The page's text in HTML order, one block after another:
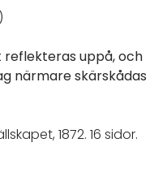
uppå, och
närmare skärskådas
1872. 16 sidor.